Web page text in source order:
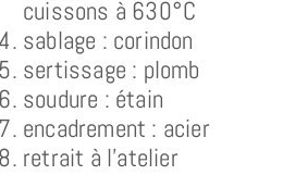
cuissons à 630°C
sablage : corindon
sertissage : plomb
soudure : étain
encadrement : acier
retrait à l’atelier